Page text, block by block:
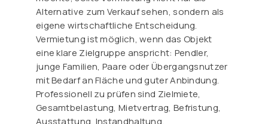
Alternative zum Verkauf sehen, sondern als
eigene wirtschaftliche Entscheidung.
Vermietung ist möglich, wenn das Objekt
eine klare Zielgruppe anspricht: Pendler,
junge Familien, Paare oder Übergangsnutzer
mit Bedarf an Fläche und guter Anbindung.
Professionell zu prüfen sind Zielmiete,
Gesamtbelastung, Mietvertrag, Befristung,
Ausstattung, Instandhaltung,